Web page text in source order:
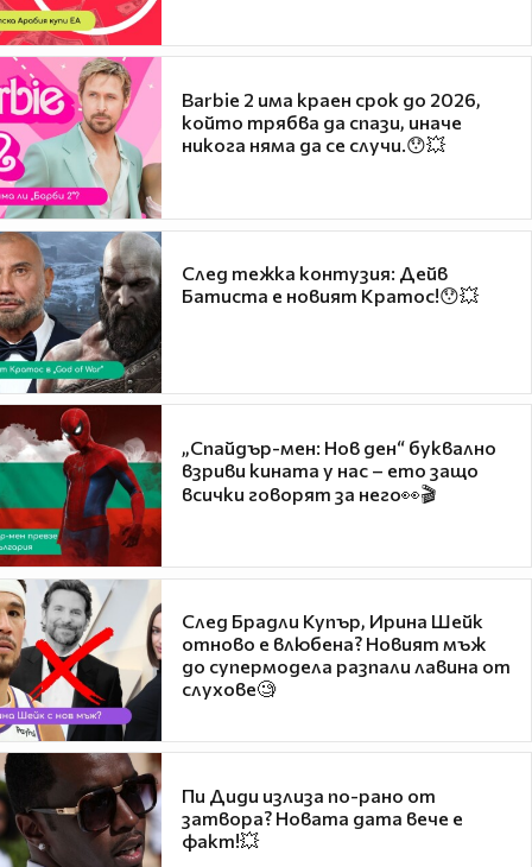
Barbie 2 има краен срок до 2026,
който трябва да спази, иначе
никога няма да се случи.😯💥
След тежка контузия: Дейв
Батиста е новият Кратос!😯💥
„Спайдър-мен: Нов ден“ буквално
взриви кината у нас – ето защо
всички говорят за него👀🎬
След Брадли Купър, Ирина Шейк
отново е влюбена? Новият мъж
до супермодела разпали лавина от
слухове🧐
Пи Диди излиза по-рано от
затвора? Новата дата вече е
факт!💥